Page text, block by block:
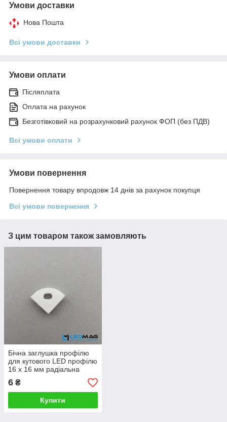
Умови доставки
Нова Пошта
Всі умови доставки
Умови оплати
Післяплата
Оплата на рахунок
Безготівковий на розрахунковий рахунок ФОП (без ПДВ)
Всі умови оплати
Умови повернення
Повернення товару впродовж 14 днів за рахунок покупця
Всі умови повернення
З цим товаром також замовляють
Бічна заглушка профілю
для кутового LED профілю
16 х 16 мм радіальна
6 ₴
Купити